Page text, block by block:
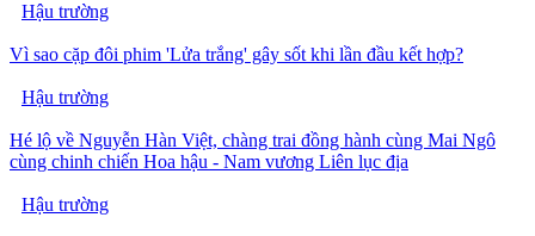
Hậu trường
Vì sao cặp đôi phim 'Lửa trắng' gây sốt khi lần đầu kết hợp?
Hậu trường
Hé lộ về Nguyễn Hàn Việt, chàng trai đồng hành cùng Mai Ngô
cùng chinh chiến Hoa hậu - Nam vương Liên lục địa
Hậu trường